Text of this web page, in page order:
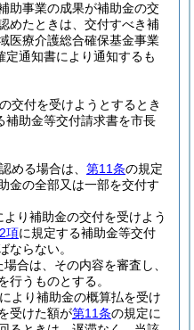
助事業の成果が補助金の交
めたときは、交付すべき補
医療介護総合確保基金事業
定通知書により通知するも
交付を受けようとするとき
補助金等交付請求書を市長
める場合は、 第11条の規定
金の全部又は一部を交付す
より補助金の交付を受けよう
項に規定する補助金等交付
ならない。
合は、その内容を審査し、
行うものとする。
より補助金の概算払を受け
受けた額が第11条の規定に